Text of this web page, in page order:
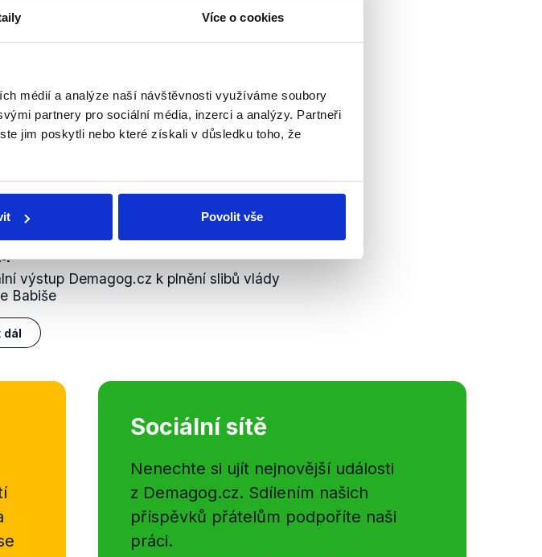
Více o cookies
médií a analýze naší návštěvnosti využíváme soubory
partnery pro sociální média, inzerci a analýzy. Partneři
jim poskytli nebo které získali v důsledku toho, že
Povolit vše
návrhy, které se však také netýkaly
sněmovna
2019 zákon schválen, následněpodepsán
zákonů
č. 609/2020 Sb
(.pdf, str. 96) tedy např.
navýšen byl také limit, do kterého nemusí být
korun.
vlády Andreje Babiše (2018—
výstup Demagog.cz k plnění slibů vlády
Babiše
dál
Sociální sítě
Nenechte si ujít nejnovější události
z Demagog.cz. Sdílením našich
příspěvků přátelům podpoříte naši
práci.